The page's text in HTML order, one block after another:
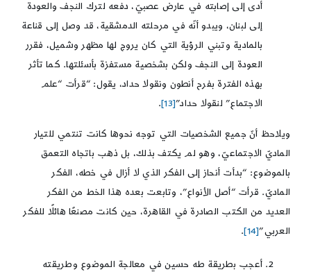
أدى إلى إصابته في عارض عصبيّ، دفعه لترك النجف والعودة
إلى لبنان، ويبدو أنّه في مرحلته الدمشقية، قد وصل إلى قناعة
بالمادية وتبني الرؤية التي كان يروج لها مظهر وشميل، فقرر
العودة إلى النجف ولكن بشخصية مستفزة بأسئلتها. كما تأثر
بهذه الفترة بفرح أنطون ونقولا حداد، يقول: “قرأت “علم
الاجتماع” لنقولا حداد”[13]
.
ويلاحظ أنّ جميع الشخصيات التي توجه نحوها كانت تنتمي للتيار
الماديّ الاجتماعيّ، وهو لم يكتف بذلك، بل ذهب باتجاه التعمق
بالموضوع: “بدأت أنحاز إلى الفكر الذي لا أزال في خطه، الفكر
الماديّ. قرأت “أصل الأنواع”، وتابعت بعده هذا الخط من الفكر
العديد من الكتب الصادرة في القاهرة، حين كانت مصنعًا هائلًا للفكر
العربي”[14]
.
أعجب بطريقة طه حسين في معالجة الموضوع وطريقته